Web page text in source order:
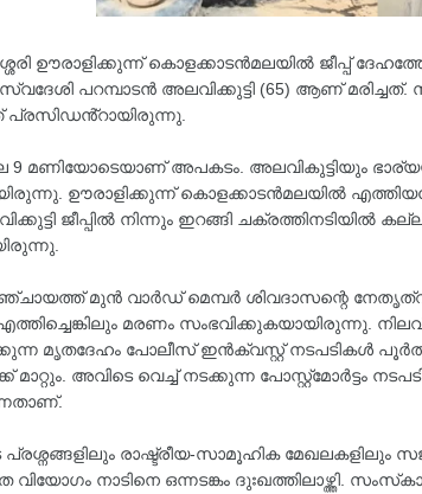
ഊരാളിക്കുന്ന് കൊളക്കാടൻമലയിൽ ജീപ്പ്
സ്വദേശി പറമ്പാടൻ അലവിക്കുട്ടി (65) ആണ്
9 മണിയോടെയാണ് അപകടം. അലവികുട്ടിയും
ഊരാളിക്കുന്ന് കൊളക്കാടൻമലയിൽ
ജീപ്പിൽ നിന്നും ഇറങ്ങി ചക്രത്തിനടിയിൽ
മുൻ വാർഡ് മെമ്പർ ശിവദാസന്റെ
മരണം സംഭവിക്കുകയായിരുന്നു.
മൃതദേഹം പോലീസ് ഇൻക്വസ്റ്റ് നടപടികൾ
മാറ്റും. അവിടെ വെച്ച് നടക്കുന്ന പോസ്റ്റ്‌മോർട്ടം
രാഷ്ട്രീയ-സാമൂഹിക മേഖലകളിലും
വിയോഗം നാടിനെ ഒന്നടങ്കം ദുഃഖത്തിലാഴ്ത്തി.